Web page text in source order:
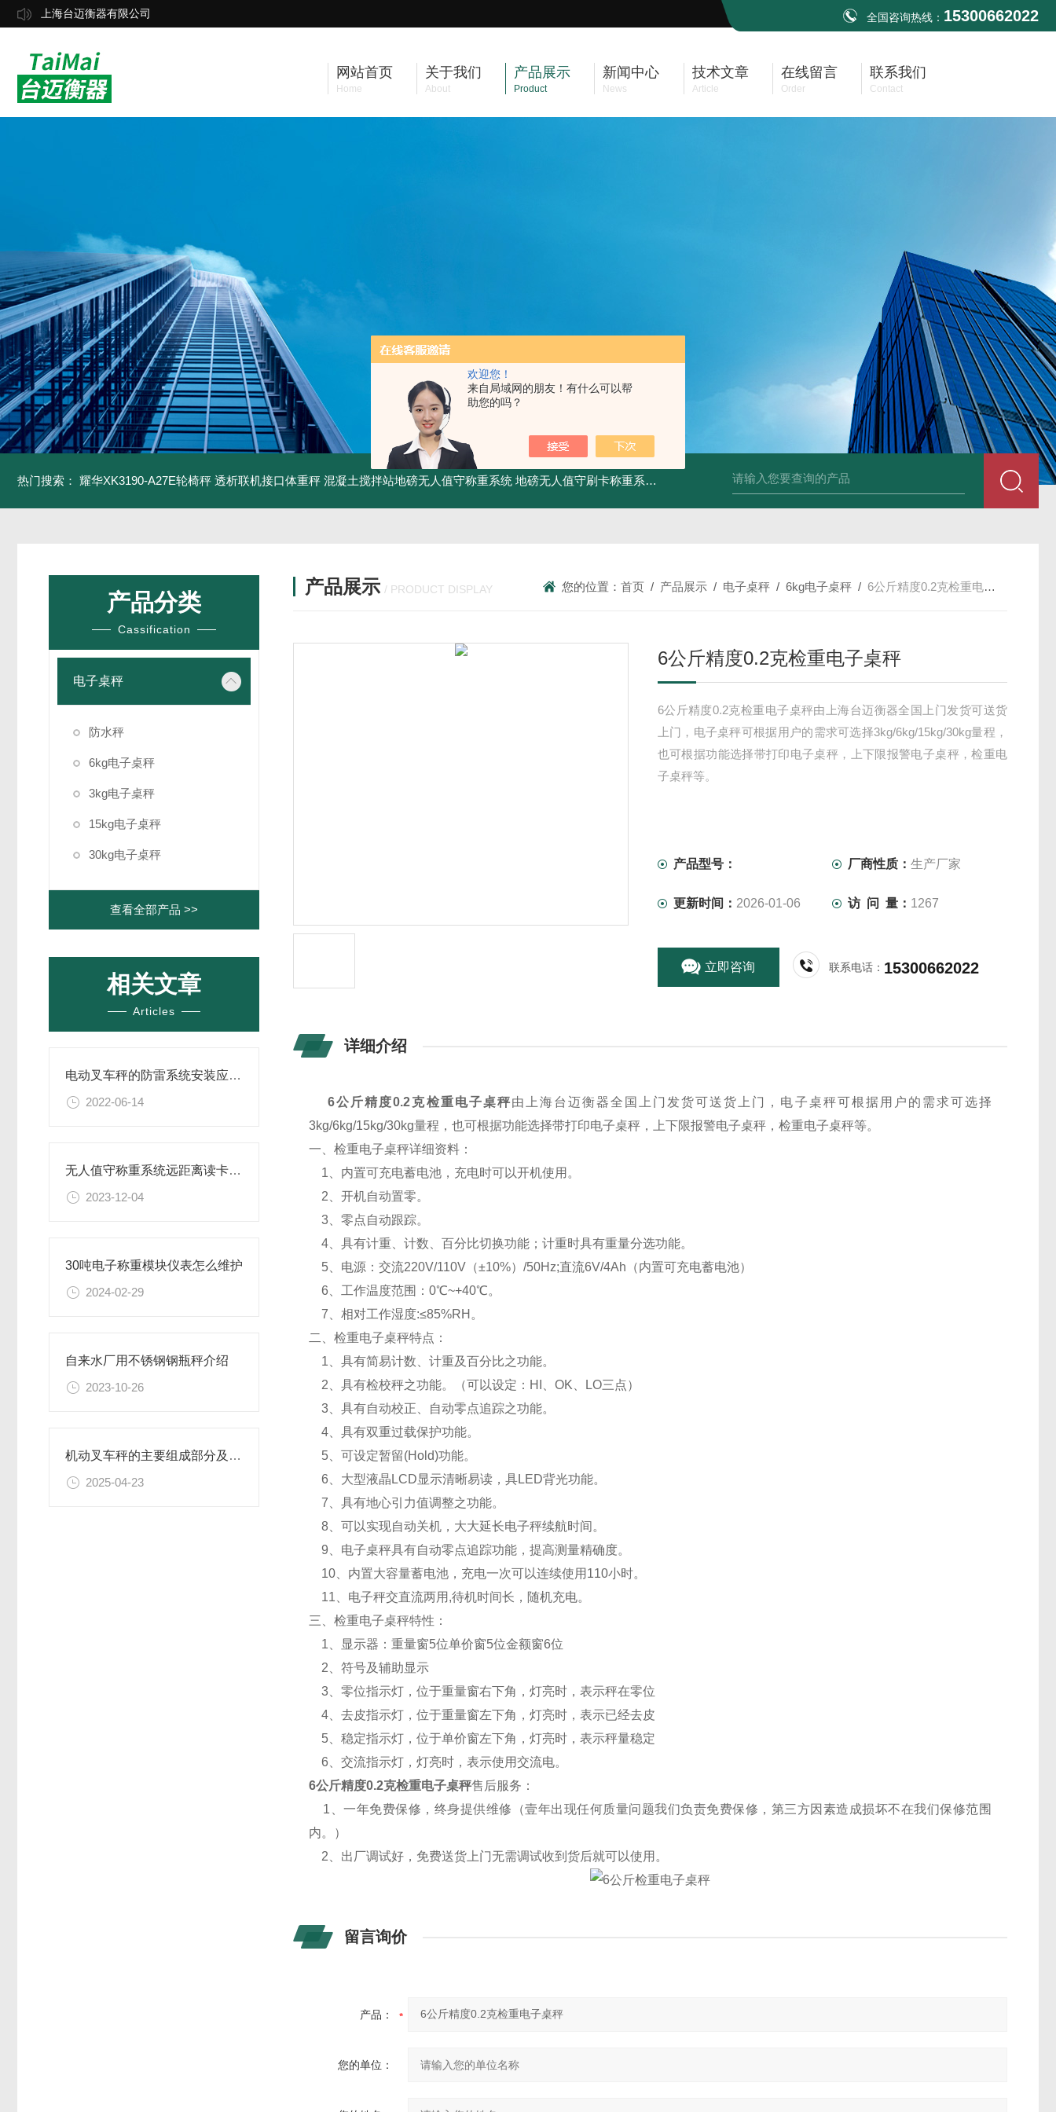
欢迎您！
来自局域网的朋友！有什么可以帮
助您的吗？
上海台迈衡器有限公司 全国咨询热线： 15300662022
网站首页
Home
关于我们
About
产品展示
Product
新闻中心
News
技术文章
Article
在线留言
Order
联系我们
Contact
热门搜索： 耀华XK3190-A27E轮椅秤 透析联机接口体重秤 混凝土搅拌站地磅无人值守称重系统 地磅无人值守刷卡称重系统 SCS食品厂不锈钢电子地磅 3吨可冲洗电子平台秤 带检重报警输送线75kg
产品分类
Cassification
电子桌秤
防水秤
6kg电子桌秤
3kg电子桌秤
15kg电子桌秤
30kg电子桌秤
查看全部产品 >>
相关文章
Articles
电动叉车秤的防雷系统安装应满足以下几点
2022-06-14
无人值守称重系统远距离读卡自动过磅功能特点
2023-12-04
30吨电子称重模块仪表怎么维护
2024-02-29
自来水厂用不锈钢钢瓶秤介绍
2023-10-26
机动叉车秤的主要组成部分及技术特点
2025-04-23
产品展示 / PRODUCT DISPLAY 您的位置：首页 / 产品展示 / 电子桌秤 /6kg电子桌秤 / 6公斤精度0.2克检重电子桌秤
6公斤精度0.2克检重电子桌秤
6公斤精度0.2克检重电子桌秤由上海台迈衡器全国上门发货可送货
上门，电子桌秤可根据用户的需求可选择3kg/6kg/15kg/30kg量程，
也可根据功能选择带打印电子桌秤，上下限报警电子桌秤，检重电
子桌秤等。
产品型号： 厂商性质：生产厂家
更新时间： 2026-01-06 访 问 量： 1267
立即咨询 联系电话： 15300662022
详细介绍
6公斤精度0.2克检重电子桌秤由上海台迈衡器全国上门发货可送货上门，电子桌秤可根据用户的需求可选择
3kg/6kg/15kg/30kg量程，也可根据功能选择带打印电子桌秤，上下限报警电子桌秤，检重电子桌秤等。
一、检重电子桌秤详细资料 ：
1、内置可充电蓄电池，充电时可以开机使用。
2、开机自动置零。
3、零点自动跟踪。
4、具有计重、计数、百分比切换功能；计重时具有重量分选功能。
5、电源：交流220V/110V（±10%）/50Hz;直流6V/4Ah（内置可充电蓄电池）
6、工作温度范围：0℃~+40℃。
7、相对工作湿度:≤85%RH。
二、检重电子桌秤特点 ：
1、具有简易计数、计重及百分比之功能。
2、具有检校秤之功能。（可以设定：HI、OK、LO三点）
3、具有自动校正、自动零点追踪之功能。
4、具有双重过载保护功能。
5、可设定暂留(Hold)功能。
6、大型液晶LCD显示清晰易读，具LED背光功能。
7、具有地心引力值调整之功能。
8、可以实现自动关机，大大延长电子秤续航时间。
9、电子桌秤具有自动零点追踪功能，提高测量精确度。
10、内置大容量蓄电池，充电一次可以连续使用110小时。
11、电子秤交直流两用,待机时间长，随机充电。
三、检重电子桌秤特性 ：
1、显示器：重量窗5位单价窗5位金额窗6位
2、符号及辅助显示
3、零位指示灯，位于重量窗右下角，灯亮时，表示秤在零位
4、去皮指示灯，位于重量窗左下角，灯亮时，表示已经去皮
5、稳定指示灯，位于单价窗左下角，灯亮时，表示秤量稳定
6、交流指示灯，灯亮时，表示使用交流电。
6公斤精度0.2克检重电子桌秤售后服务：
1、一年免费保修，终身提供维修（壹年出现任何质量问题我们负责免费保修，第三方因素造成损坏不在我们保修范围
内。）
2、出厂调试好，免费送货上门无需调试收到货后就可以使用。
留言询价
产品：
您的单位：